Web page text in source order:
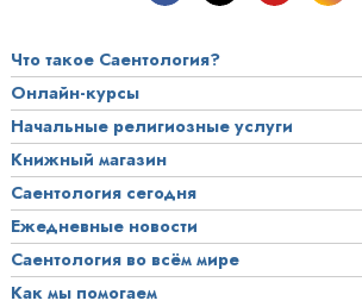
Что такое Саентология?
Онлайн-курсы
Начальные религиозные услуги
Книжный магазин
Саентология сегодня
Ежедневные новости
Саентология во всём мире
Как мы помогаем